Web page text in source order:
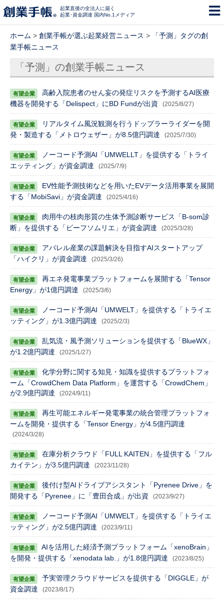
起業直後の全法人に届く
起業･資金調達 国内No.1メディア
ホーム > 創業手帳が選ぶ起業経営ニュース >
「予測」タグの創
業手帳ニュース
「予測」の創業手帳ニュース
高齢入院患者のせん妄の発症リスクを予測するAI医療
機器を開発する「Delispect」にBD Fundが出資
(2025/8/27)
リアルタイム風況観測を行うドップラーライダーを開
発・製造する「メトロウェザー」が8.5億円調達
(2025/7/30)
ノーコード予測AI「UMWELLT」を提供する「トライ
エッティング」が資金調達
(2025/7/9)
EV性能予測技術などを用いたEVデータ活用事業を展開
する「MobiSavi」が資金調達
(2025/4/16)
肉用牛の枝肉形質の生体予測診断サービス「B-som診
断」を提供する「ビーフソムリエ」が資金調達
(2025/3/28)
アパレル産業の課題解決を目指すAIスタートアップ
「ハイクリ」が資金調達
(2025/3/26)
再エネ発電事業プラットフォームを展開する「Tensor
Energy」が1億円調達
(2025/3/6)
ノーコード予測AI「UMWELT」を提供する「トライエ
ッティング」が1.3億円調達
(2025/2/3)
乱気流・風予測ソリューションを提供する「BlueWX」
が1.2億円調達
(2025/1/27)
化学分野に関する知見・知識を提供するプラットフォ
ーム「CrowdChem Data Platform」を運営する「CrowdChem」
が2.9億円調達
(2024/9/11)
再生可能エネルギー発電事業の統合管理プラットフォ
ームを開発・提供する「Tensor Energy」が4.5億円調達
(2024/3/28)
在庫分析クラウド「FULL KAITEN」を提供する「フル
カイテン」が3.5億円調達
(2023/11/28)
後付け型AIドライブアシスタント「Pyrenee Drive」を
開発する「Pyrenee」に「豊田合成」が出資
(2023/9/27)
ノーコード予測AI「UMWELT」を提供する「トライエ
ッティング」が2.5億円調達
(2023/9/11)
AIを活用した経済予測プラットフォーム「xenoBrain」
を開発・提供する「xenodata lab.」が1.8億円調達
(2023/8/25)
予実管理クラウドサービスを提供する「DIGGLE」が
資金調達
(2023/8/17)